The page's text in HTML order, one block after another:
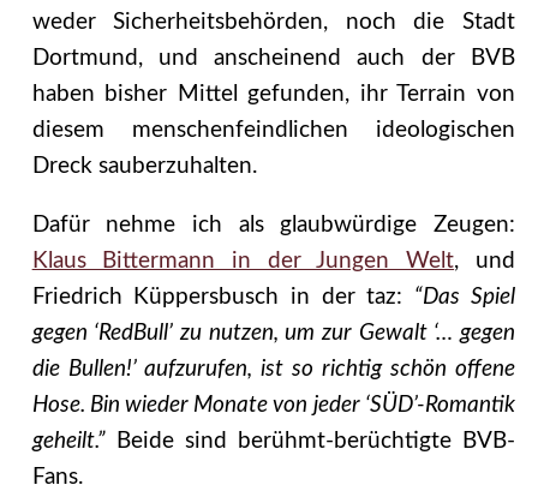
weder Sicherheitsbehörden, noch die Stadt
Dortmund, und anscheinend auch der BVB
haben bisher Mittel gefunden, ihr Terrain von
diesem menschenfeindlichen ideologischen
Dreck sauberzuhalten.
Dafür nehme ich als glaubwürdige Zeugen:
Klaus Bittermann in der Jungen Welt, und
Friedrich Küppersbusch in der taz: “Das Spiel
gegen ‘RedBull’ zu nutzen, um zur Gewalt ‘… gegen
die Bullen!’ aufzurufen, ist so richtig schön offene
Hose. Bin wieder Monate von jeder ‘SÜD’-Romantik
geheilt.”Beide sind berühmt-berüchtigte BVB-
Fans.